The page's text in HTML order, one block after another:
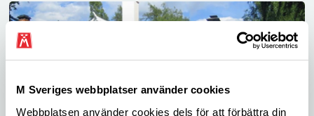
M Sveriges webbplatser använder cookies
Webbplatsen använder cookies dels för att förbättra din